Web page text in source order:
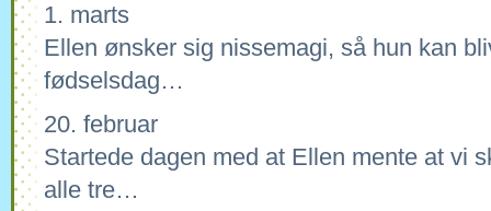
1. marts
Ellen ønsker sig nissemagi, så hun kan
fødselsdag…
20. februar
Startede dagen med at Ellen mente at vi
alle tre…